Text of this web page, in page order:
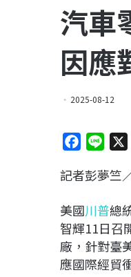
汽車
因應
2025-08-12
c
b
o
o
k
n
記者彭夢竺
美國川普總
智輝11日召
廠，針對臺
應國際經貿